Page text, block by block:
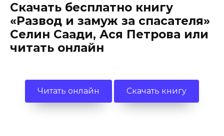
Скачать бесплатно книгу
«Развод и замуж за спасателя»
Селин Саади, Ася Петрова или
читать онлайн
Читать онлайн Скачать книгу